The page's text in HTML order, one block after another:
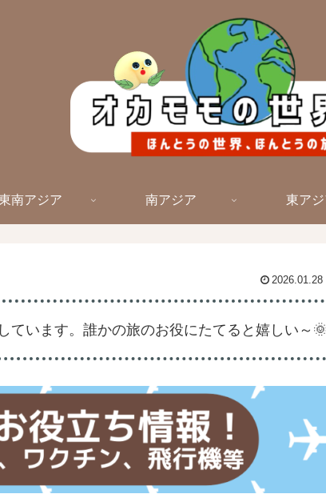
南アジア 南アジア 東ア
2026.01.28
ています。誰かの旅のお役にたてると嬉しい～🌞